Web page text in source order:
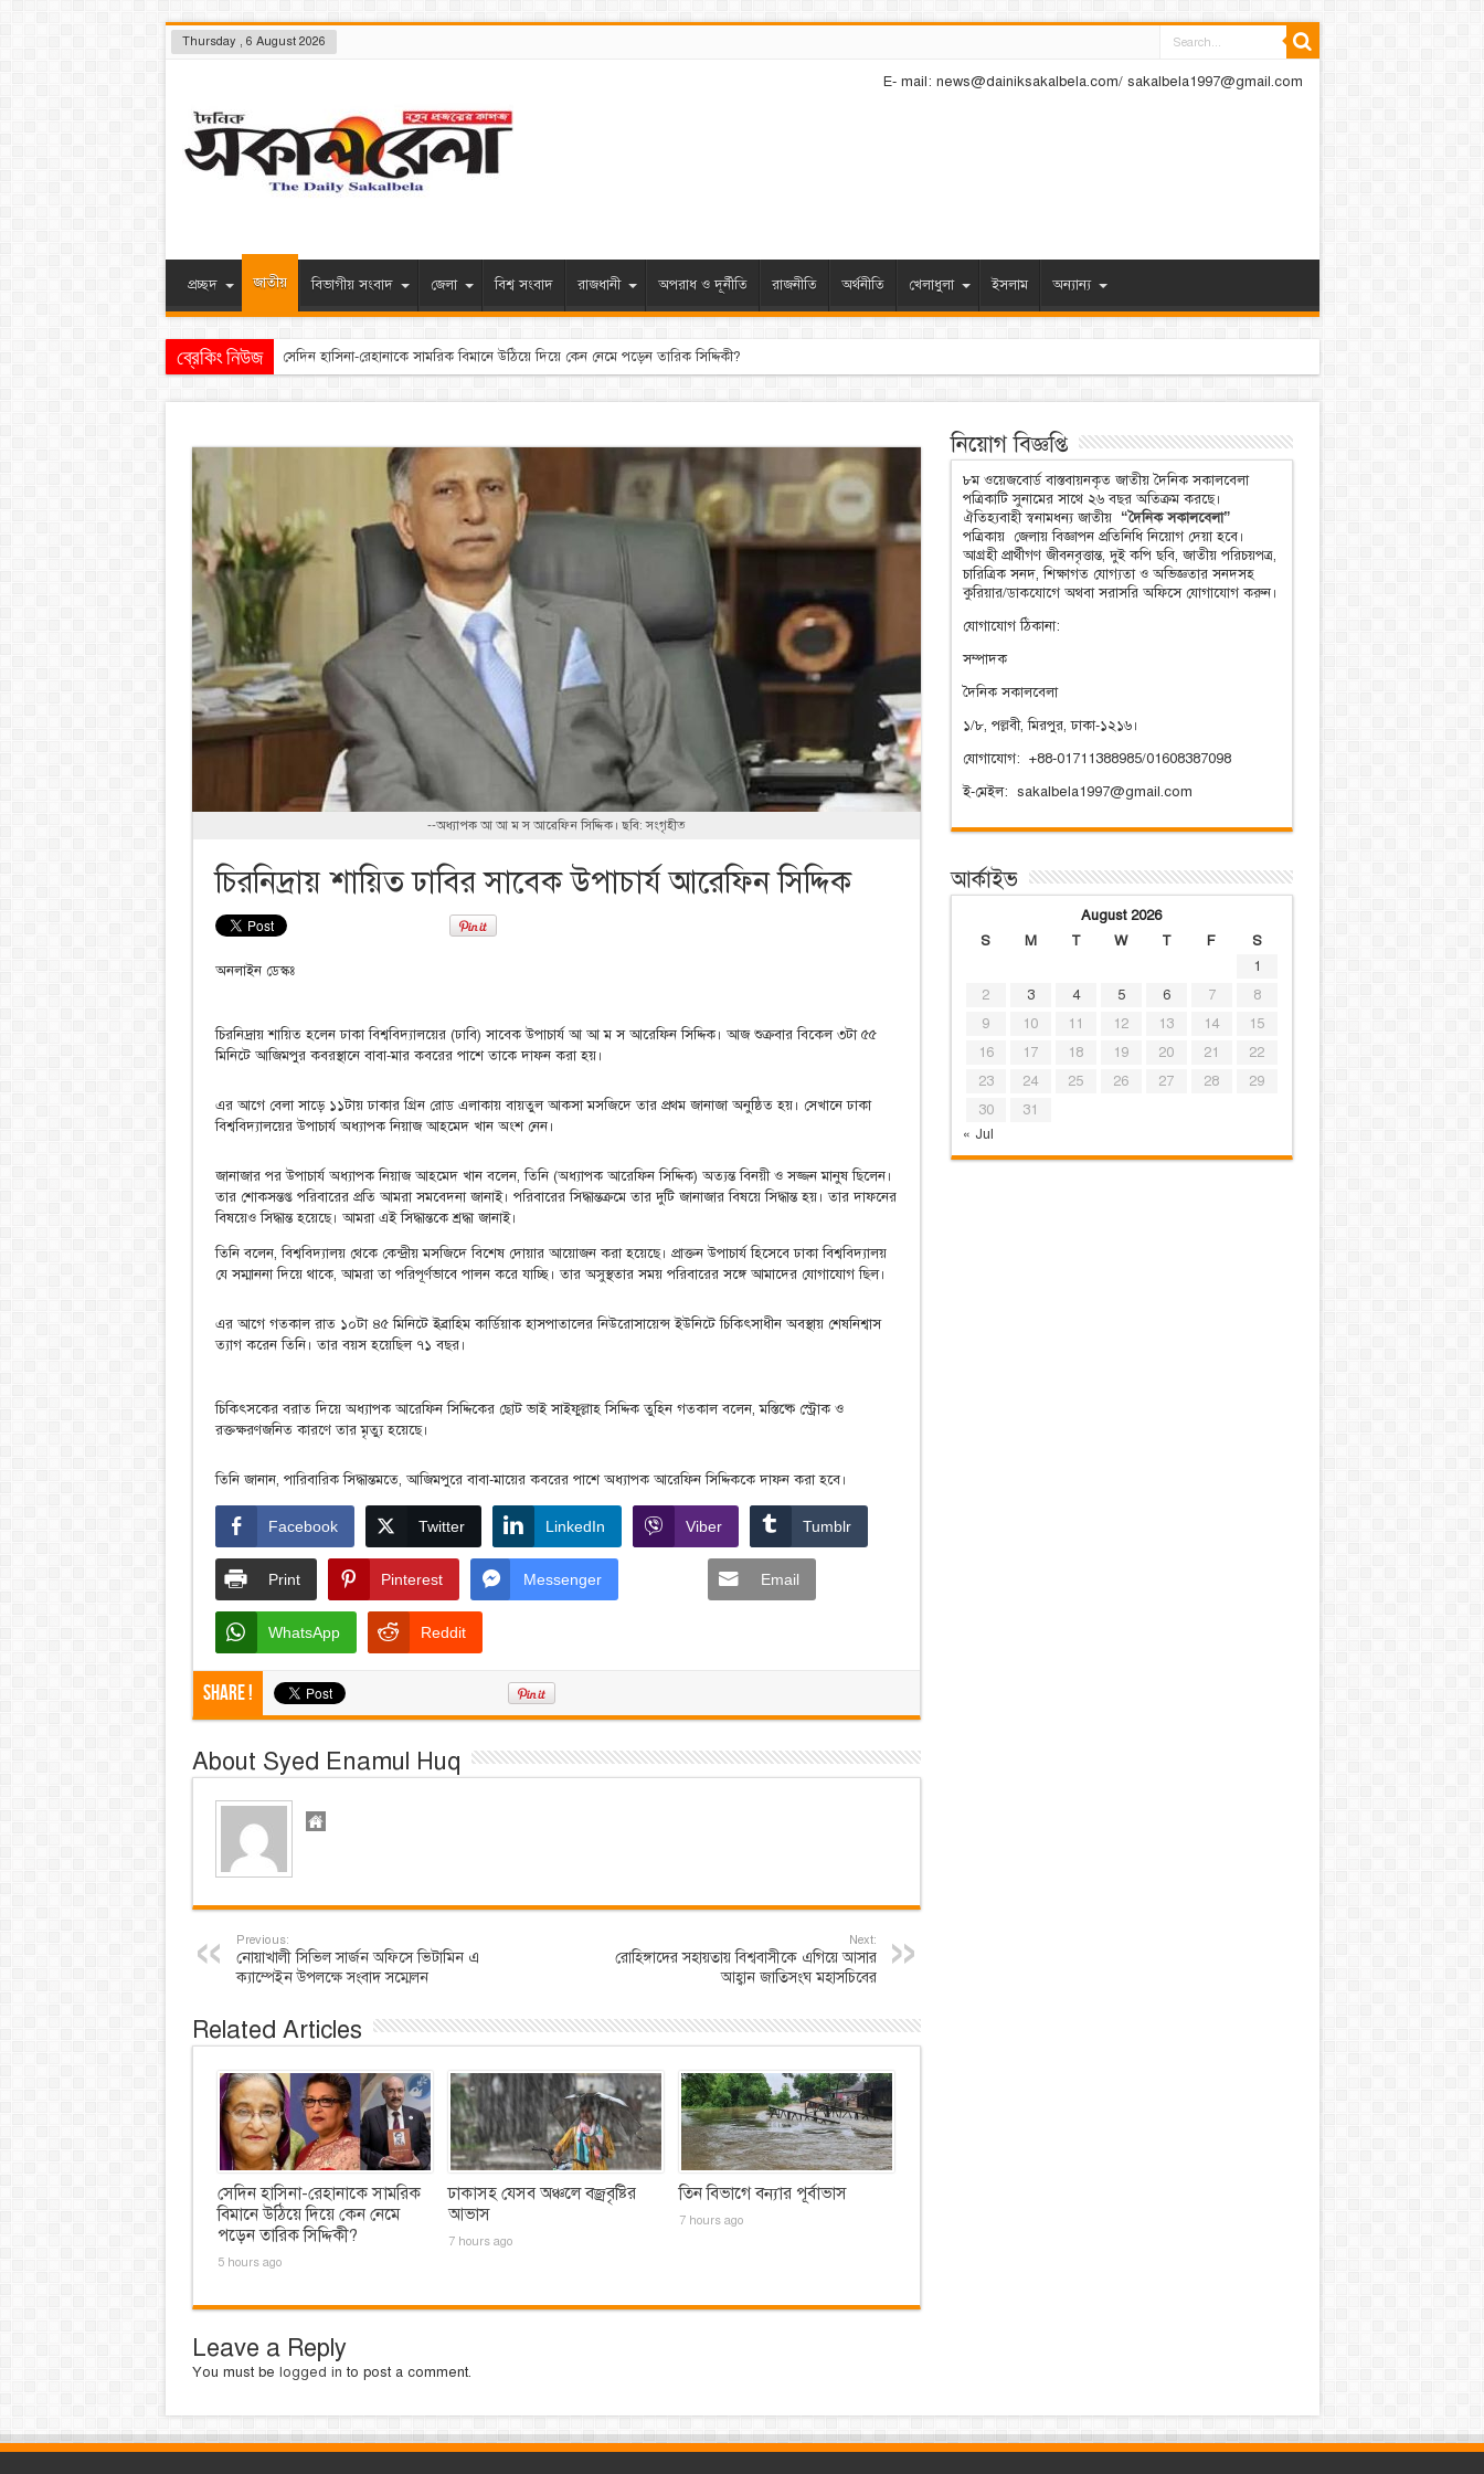
Thursday , 6 August 2026
E- mail: news@dainiksakalbela.com/ sakalbela1997@gmail.com
প্রচ্ছদ জাতীয় বিভাগীয় সংবাদ জেলা বিশ্ব সংবাদ রাজধানী অপরাধ ও দূর্নীতি রাজনীতি অর্থনীতি খেলাধুলা ইসলাম অন্যান্য
ব্রেকিং নিউজ ঢাকাসহ যেসব অঞ্চলে বজ্
--অধ্যাপক আ আ ম স আরেফিন সিদ্দিক। ছবি: সংগৃহীত
চিরনিদ্রায় শায়িত ঢাবির সাবেক উপাচার্য আরেফিন সিদ্দিক
অনলাইন ডেস্কঃ
চিরনিদ্রায় শায়িত হলেন ঢাকা বিশ্ববিদ্যালয়ের (ঢাবি) সাবেক উপাচার্য আ আ ম স আরেফিন সিদ্দিক। আজ শুক্রবার বিকেল ৩টা ৫৫
মিনিটে আজিমপুর কবরস্থানে বাবা-মার কবরের পাশে তাকে দাফন করা হয়।
এর আগে বেলা সাড়ে ১১টায় ঢাকার গ্রিন রোড এলাকায় বায়তুল আকসা মসজিদে তার প্রথম জানাজা অনুষ্ঠিত হয়। সেখানে ঢাকা
বিশ্ববিদ্যালয়ের উপাচার্য অধ্যাপক নিয়াজ আহমেদ খান অংশ নেন।
জানাজার পর উপাচার্য অধ্যাপক নিয়াজ আহমেদ খান বলেন, তিনি (অধ্যাপক আরেফিন সিদ্দিক) অত্যন্ত বিনয়ী ও সজ্জন মানুষ ছিলেন।
তার শোকসন্তপ্ত পরিবারের প্রতি আমরা সমবেদনা জানাই। পরিবারের সিদ্ধান্তক্রমে তার দুটি জানাজার বিষয়ে সিদ্ধান্ত হয়। তার দাফনের
বিষয়েও সিদ্ধান্ত হয়েছে। আমরা এই সিদ্ধান্তকে শ্রদ্ধা জানাই।
তিনি বলেন, বিশ্ববিদ্যালয় থেকে কেন্দ্রীয় মসজিদে বিশেষ দোয়ার আয়োজন করা হয়েছে। প্রাক্তন উপাচার্য হিসেবে ঢাকা বিশ্ববিদ্যালয়
যে সম্মাননা দিয়ে থাকে, আমরা তা পরিপূর্ণভাবে পালন করে যাচ্ছি। তার অসুস্থতার সময় পরিবারের সঙ্গে আমাদের যোগাযোগ ছিল।
এর আগে গতকাল রাত ১০টা ৪৫ মিনিটে ইব্রাহিম কার্ডিয়াক হাসপাতালের নিউরোসায়েন্স ইউনিটে চিকিৎসাধীন অবস্থায় শেষনিশ্বাস
ত্যাগ করেন তিনি। তার বয়স হয়েছিল ৭১ বছর।
চিকিৎসকের বরাত দিয়ে অধ্যাপক আরেফিন সিদ্দিকের ছোট ভাই সাইফুল্লাহ সিদ্দিক তুহিন গতকাল বলেন, মস্তিষ্কে স্ট্রোক ও
রক্তক্ষরণজনিত কারণে তার মৃত্যু হয়েছে।
তিনি জানান, পারিবারিক সিদ্ধান্তমতে, আজিমপুরে বাবা-মায়ের কবরের পাশে অধ্যাপক আরেফিন সিদ্দিককে দাফন করা হবে।
Facebook Twitter LinkedIn Viber Tumblr
Print Pinterest Messenger Email
WhatsApp Reddit
Share !
About Syed Enamul Huq
Previous:
নোয়াখালী সিভিল সার্জন অফিসে ভিটামিন এ
ক্যাম্পেইন উপলক্ষে সংবাদ সম্মেলন
Next:
রোহিঙ্গাদের সহায়তায় বিশ্ববাসীকে এগিয়ে আসার
আহ্বান জাতিসংঘ মহাসচিবের
Related Articles
সেদিন হাসিনা-রেহানাকে সামরিক
বিমানে উঠিয়ে দিয়ে কেন নেমে
পড়েন তারিক সিদ্দিকী?
5 hours ago
ঢাকাসহ যেসব অঞ্চলে বজ্রবৃষ্টির
আভাস
7 hours ago
তিন বিভাগে বন্যার পূর্বাভাস
7 hours ago
Leave a Reply
You must be logged in to post a comment.
নিয়োগ বিজ্ঞপ্তি
৮ম ওয়েজবোর্ড বাস্তবায়নকৃত জাতীয় দৈনিক সকালবেলা
পত্রিকাটি সুনামের সাথে ২৬ বছর অতিক্রম করছে।
ঐতিহ্যবাহী স্বনামধন্য জাতীয় “দৈনিক সকালবেলা”
পত্রিকায় জেলায় বিজ্ঞাপন প্রতিনিধি নিয়োগ দেয়া হবে।
আগ্রহী প্রার্থীগণ জীবনবৃত্তান্ত, দুই কপি ছবি, জাতীয় পরিচয়পত্র,
চারিত্রিক সনদ, শিক্ষাগত যোগ্যতা ও অভিজ্ঞতার সনদসহ
কুরিয়ার/ডাকযোগে অথবা সরাসরি অফিসে যোগাযোগ করুন।
যোগাযোগ ঠিকানা:
সম্পাদক
দৈনিক সকালবেলা
১/৮, পল্লবী, মিরপুর, ঢাকা-১২১৬।
যোগাযোগ: +88-01711388985/01608387098
ই-মেইল: sakalbela1997@gmail.com
আর্কাইভ
August 2026
S
M T W T F
S
1
2
3 4 5 6 7
8
9
10 11 12 13 14
15
16
17 18 19 20 21
22
23
24 25 26 27 28
29
30
31
« Jul